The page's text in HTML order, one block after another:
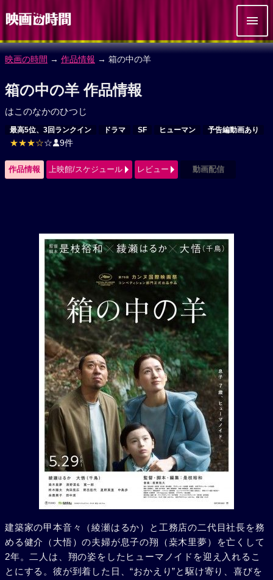
映画の時間 → 作品情報 → 箱の中の羊
箱の中の羊 作品情報
はこのなかのひつじ
最高5位、3回ランクイン ドラマ SF ヒューマン 予告編動画あり
★★★☆☆ 9件
作品情報 上映館/スケジュール レビュー 動画配信
建築家の甲本音々（綾瀬はるか）と工務店の二代目社長を務
める健介（大悟）の夫婦が息子の翔（桒木里夢）を亡くして
2年。二人は、翔の姿をしたヒューマノイドを迎え入れるこ
とにする。彼が到着した日、“おかえり”と駆け寄り、喜びを